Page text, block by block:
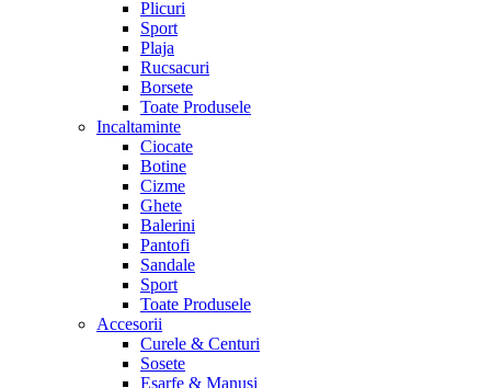
Plicuri
Sport
Plaja
Rucsacuri
Borsete
Toate Produsele
Incaltaminte
Ciocate
Botine
Cizme
Ghete
Balerini
Pantofi
Sandale
Sport
Toate Produsele
Accesorii
Curele & Centuri
Sosete
Esarfe & Manusi